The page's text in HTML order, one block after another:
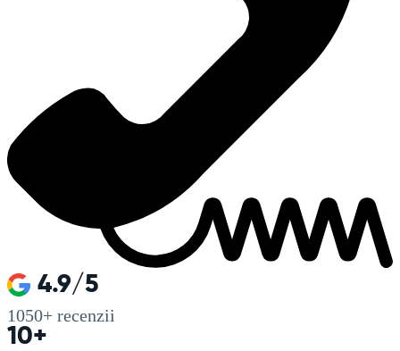
4.9/5
1050+ recenzii
10+